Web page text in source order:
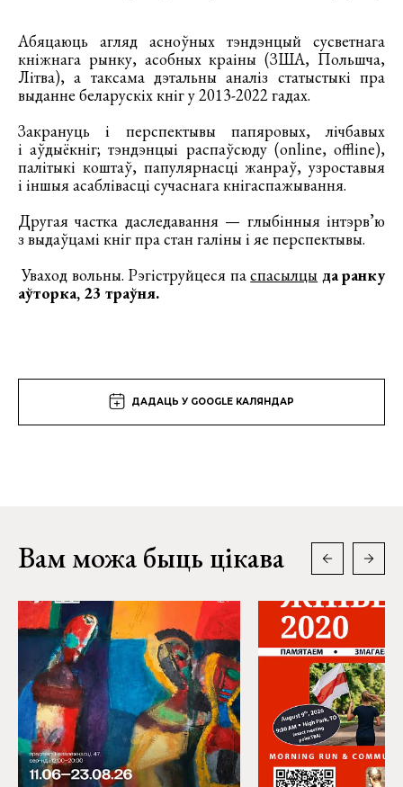
Абяцаюць агляд асноўных тэндэнцый сусветнага
кніжнага рынку, асобных краіны (ЗША, Польшча,
Літва), а таксама дэтальны аналіз статыстыкі пра
выданне беларускіх кніг у 2013-2022 гадах.
Закрануць і перспектывы папяровых, лічбавых
і аўдыёкніг; тэндэнцыі распаўсюду (online, offline),
палітыкі коштаў, папулярнасці жанраў, узроставыя
і іншыя асаблівасці сучаснага кнігаспажывання.
Другая частка даследавання — глыбінныя інтэрв’ю
з выдаўцамі кніг пра стан галіны і яе перспектывы.
Уваход вольны. Рэгіструйцеся паспасылцы да ранку
аўторка, 23 траўня.
ДАДАЦЬ У GOOGLE КАЛЯНДАР
Вам можа быць цікава